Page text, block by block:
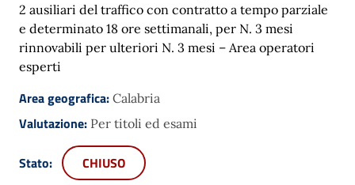
2 ausiliari del traffico con contratto a tempo parziale
e determinato 18 ore settimanali, per N. 3 mesi
rinnovabili per ulteriori N. 3 mesi – Area operatori
esperti
Area geografica: Calabria
Valutazione: Per titoli ed esami
Stato:
CHIUSO